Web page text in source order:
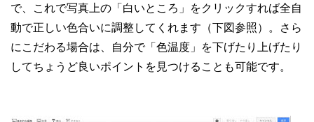
で、これで写真上の「白いところ」をクリックすれば全自
動で正しい色合いに調整してくれます（下図参照）。さら
にこだわる場合は、自分で「色温度」を下げたり上げたり
してちょうど良いポイントを見つけることも可能です。